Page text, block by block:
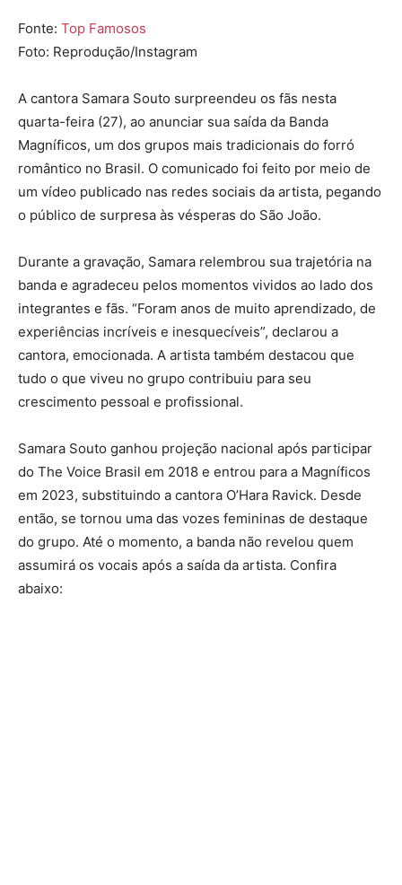
Fonte: Top Famosos
Foto: Reprodução/Instagram
A cantora Samara Souto surpreendeu os fãs nesta
quarta-feira (27), ao anunciar sua saída da Banda
Magníficos, um dos grupos mais tradicionais do forró
romântico no Brasil. O comunicado foi feito por meio de
um vídeo publicado nas redes sociais da artista, pegando
o público de surpresa às vésperas do São João.
Durante a gravação, Samara relembrou sua trajetória na
banda e agradeceu pelos momentos vividos ao lado dos
integrantes e fãs. “Foram anos de muito aprendizado, de
experiências incríveis e inesquecíveis”, declarou a
cantora, emocionada. A artista também destacou que
tudo o que viveu no grupo contribuiu para seu
crescimento pessoal e profissional.
Samara Souto ganhou projeção nacional após participar
do The Voice Brasil em 2018 e entrou para a Magníficos
em 2023, substituindo a cantora O’Hara Ravick. Desde
então, se tornou uma das vozes femininas de destaque
do grupo. Até o momento, a banda não revelou quem
assumirá os vocais após a saída da artista. Confira
abaixo: